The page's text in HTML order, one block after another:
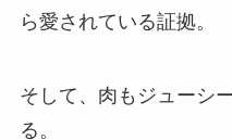
ら愛されている証拠。
そして、肉もジューシ
る。